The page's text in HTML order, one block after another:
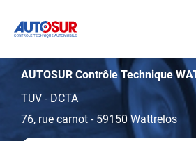
AUTOSUR Contrôle Technique
TUV - DCTA
76, rue carnot - 59150 Wattrelos